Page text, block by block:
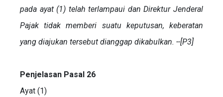
pada ayat (1) telah terlampaui dan Direktur Jenderal
Pajak tidak memberi suatu keputusan, keberatan
yang diajukan tersebut dianggap dikabulkan. --[P3]
Penjelasan Pasal 26
Ayat (1)